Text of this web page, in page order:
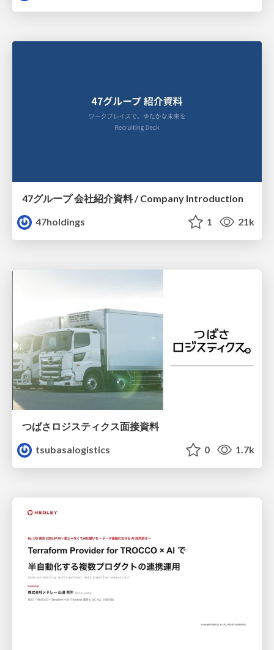
47グループ 会社紹介資料 / Company Introduction
47holdings
1 21k
つばさロジスティクス面接資料
tsubasalogistics
0 1.7k